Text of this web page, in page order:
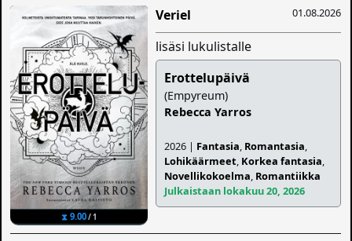
⧗ 9.00/ 1
01.08.2026
Veriel
lisäsi lukulistalle
Erottelupäivä
(Empyreum)
Rebecca Yarros
2026 | Fantasia, Romantasia,
Lohikäärmeet, Korkea fantasia,
Novellikokoelma, Romantiikka
Julkaistaan lokakuu 20, 2026